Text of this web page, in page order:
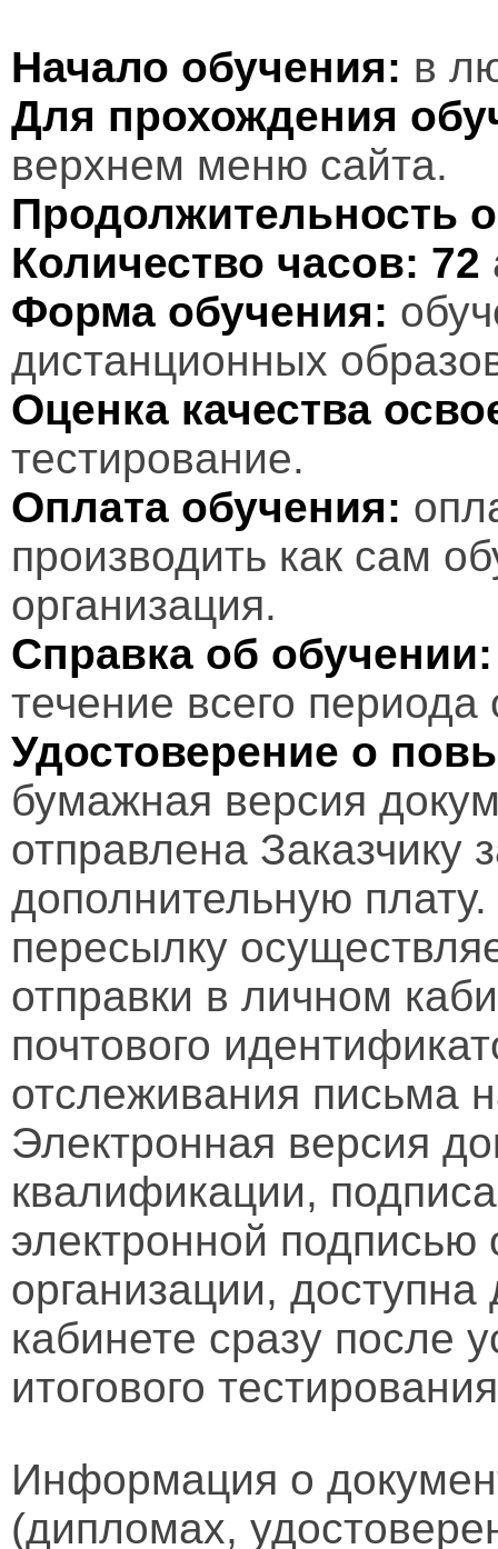
Начало обучения: в
Для прохождения
верхнем меню сайта.
Продолжительность
Количество часов: 72
Форма обучения:
дистанционных
Оценка качества
тестирование.
Оплата обучения:
производить как сам
организация.
Справка об обучении:
течение всего периода
Удостоверение о
бумажная версия
отправлена Заказчику
дополнительную
пересылку
отправки в личном
почтового
отслеживания письма
Электронная версия
квалификации,
электронной подписью
организации,
кабинете сразу после
итогового
Информация о
(дипломах,